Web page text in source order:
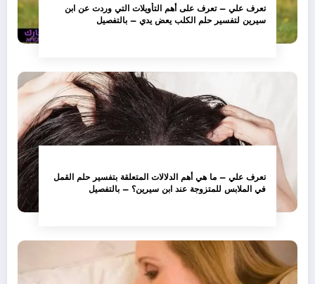
تعرف علي – تعرف على أهم التأويلات التي وردت عن ابن
سيرين لتفسير حلم الكلب يعض يدي – بالتفصيل
تعرف علي – ما هي أهم الدلالات المتعلقة بتفسير حلم القمل
في الملابس للمتزوجة عند ابن سيرين؟ – بالتفصيل